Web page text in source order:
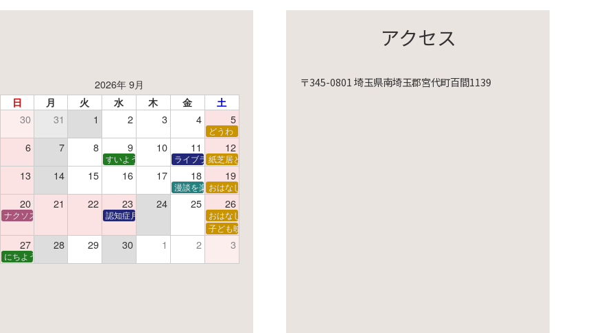
子で挑戦！調べ学習ワークショップ
読書感想文教室
教室
しむおはなしと映画の会
しむおはなしと映画の会
2026年 9月
日 月 火 水 木 金 土
30 31 1 2 3 4 5
どうわ
6 7 8 9 10 11 12
すいようえほん ライブラリーシアター
紙芝居と折り紙
13 14 15 16 17 18 19
漫談を楽しむ会 ～漫談DVD上映会～
おはなし会
20 21 22 23 24 25 26
ナクソス音楽会 第6回 宇宙を感じるクラシック認知症月間 特別映画会「調査屋マオさんの恋文」
おはなし会
子ども映画会
27 28 29 30 1 2 3
にちようえほん
アクセス
〒345-0801 埼玉県南埼玉郡宮代町百間1139